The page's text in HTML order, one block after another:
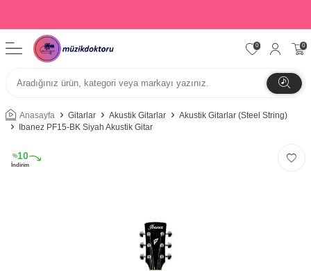
0 0
Anasayfa Gitarlar Akustik Gitarlar
Akustik Gitarlar (Steel String)
Ibanez PF15-BK Siyah Akustik Gitar
%10
İndirim